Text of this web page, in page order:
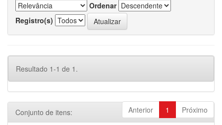
Ordenar
Registro(s)
Resultado 1-1 de 1.
Anterior 1 Próximo
Conjunto de itens: